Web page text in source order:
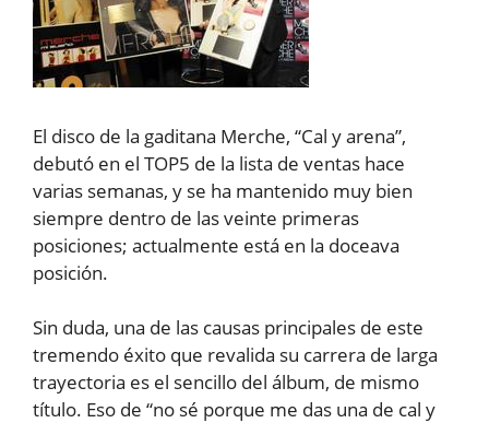
El disco de la gaditana Merche, “Cal y arena”,
debutó en el TOP5 de la lista de ventas hace
varias semanas, y se ha mantenido muy bien
siempre dentro de las veinte primeras
posiciones; actualmente está en la doceava
posición.
Sin duda, una de las causas principales de este
tremendo éxito que revalida su carrera de larga
trayectoria es el sencillo del álbum, de mismo
título. Eso de “no sé porque me das una de cal y